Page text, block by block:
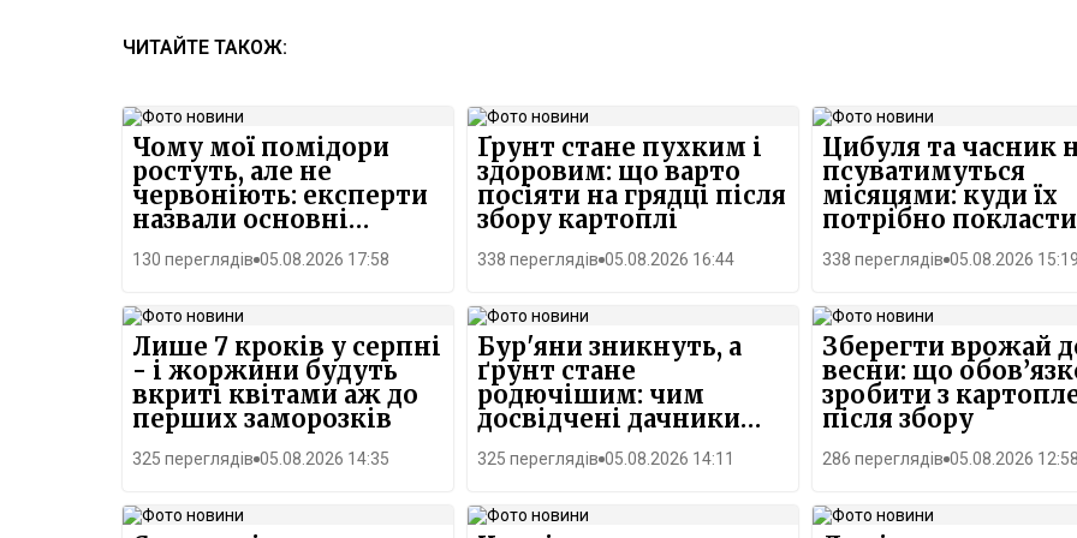
ЧИТАЙТЕ ТАКОЖ:
Чому мої помідори
ростуть, але не
червоніють: експерти
назвали основні
130 переглядів 05.08.2026 17:58
Ґрунт стане пухким і
здоровим: що варто
посіяти на грядці після
збору картоплі
338 переглядів 05.08.2026 16:44
Цибуля та часник
псуватимуться
місяцями: куди їх
потрібно покласти
338 переглядів 05.08.2026 15:19
Лише 7 кроків у серпні
- і жоржини будуть
вкриті квітами аж до
перших заморозків
325 переглядів 05.08.2026 14:35
Бур'яни зникнуть, а
ґрунт стане
родючішим: чим
досвідчені дачники
встелюють город
325 переглядів 05.08.2026 14:11
Зберегти врожай
весни: що
зробити з
після збору
286 переглядів 05.08.2026 12:58